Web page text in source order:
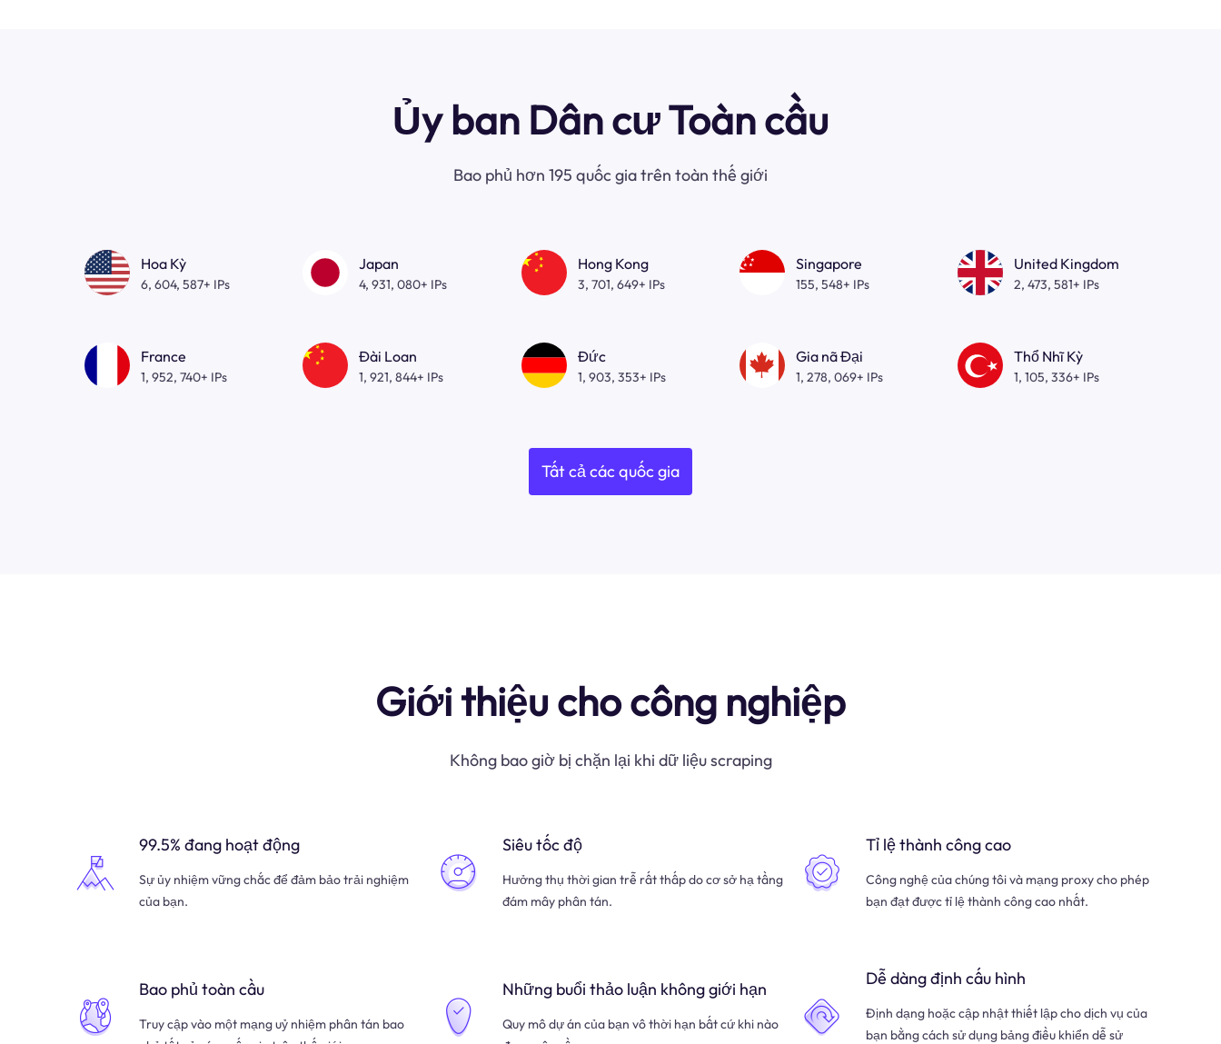
Ủy ban Dân cư Toàn cầu
Bao phủ hơn 195 quốc gia trên toàn thế giới
Hoa Kỳ
6, 604, 587+ IPs
Japan
4, 931, 080+ IPs
Hong Kong
3, 701, 649+ IPs
Singapore
155, 548+ IPs
United Kingdom
2, 473, 581+ IPs
France
1, 952, 740+ IPs
Đài Loan
1, 921, 844+ IPs
Đức
1, 903, 353+ IPs
Gia nã Đại
1, 278, 069+ IPs
Thổ Nhĩ Kỳ
1, 105, 336+ IPs
Tất cả các quốc gia
Giới thiệu cho công nghiệp
Không bao giờ bị chặn lại khi dữ liệu scraping
99.5% đang hoạt động
Sự ủy nhiệm vững chắc để đảm bảo trải nghiệm
của bạn.
Siêu tốc độ
Hưởng thụ thời gian trễ rất thấp do cơ sở hạ tầng
đám mây phân tán.
Tỉ lệ thành công cao
Công nghệ của chúng tôi và mạng proxy cho phép
bạn đạt được tỉ lệ thành công cao nhất.
Bao phủ toàn cầu
Truy cập vào một mạng uỷ nhiệm phân tán bao
Những buổi thảo luận không giới hạn
Quy mô dự án của bạn vô thời hạn bất cứ khi nào
Dễ dàng định cấu hình
Định dạng hoặc cập nhật thiết lập cho dịch vụ của
bạn bằng cách sử dụng bảng điều khiển dễ sử